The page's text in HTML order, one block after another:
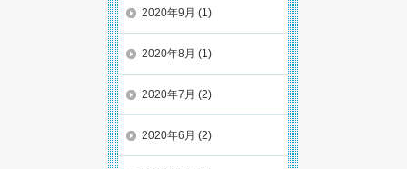
2020年9月 (1)
2020年8月 (1)
2020年7月 (2)
2020年6月 (2)